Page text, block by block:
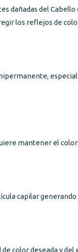
dañadas del
los reflejos de
mantener el
capilar
color deseada y del